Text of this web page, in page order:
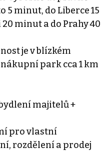
5 minut, do Liberce 15
minut a do Prahy 40
je v blízkém
park cca 1 km
majitelů +
pro vlastní
rozdělení a prodej